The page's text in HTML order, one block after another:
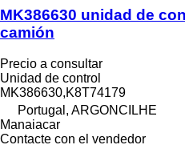
MK386630 unidad de
camión
Precio a consultar
Unidad de control
MK386630,K8T74179
Portugal, ARGONCILHE
Manaiacar
Contacte con el vendedor